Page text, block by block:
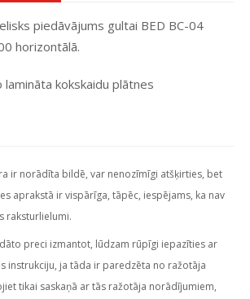
piedāvājums gultai BED BC-04
horizontālā.
kokskaidu plātnes
ir norādīta bildē, var nenozīmīgi atšķirties, bet
aprakstā ir vispārīga, tāpēc, iespējams, ka nav
raksturlielumi.
preci izmantot, lūdzam rūpīgi iepazīties ar
instrukciju, ja tāda ir paredzēta no ražotāja
tikai saskaņā ar tās ražotāja norādījumiem,